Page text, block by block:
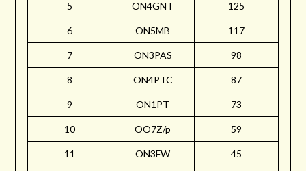
5 ON4GNT 125
6 ON5MB 117
7 ON3PAS 98
8 ON4PTC 87
9 ON1PT 73
10 OO7Z/p 59
11 ON3FW 45